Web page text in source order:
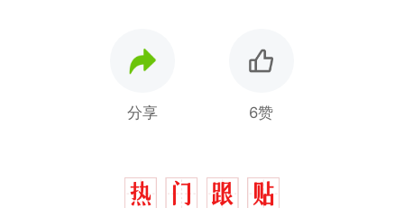
分享 6赞